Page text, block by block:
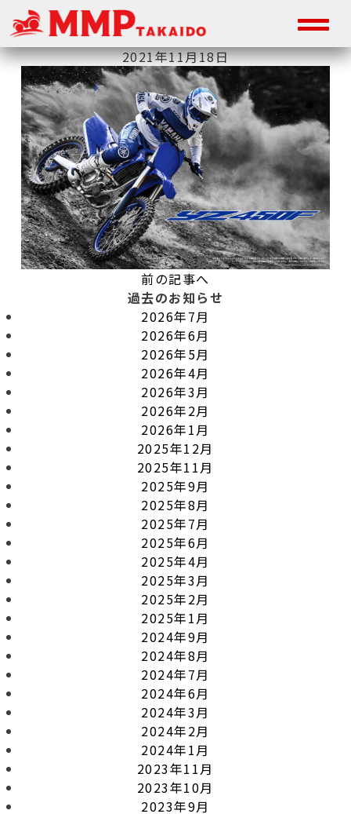
2021年11月18日
前の記事へ
過去のお知らせ
2026年7月
2026年6月
2026年5月
2026年4月
2026年3月
2026年2月
2026年1月
2025年12月
2025年11月
2025年9月
2025年8月
2025年7月
2025年6月
2025年4月
2025年3月
2025年2月
2025年1月
2024年9月
2024年8月
2024年7月
2024年6月
2024年3月
2024年2月
2024年1月
2023年11月
2023年10月
2023年9月